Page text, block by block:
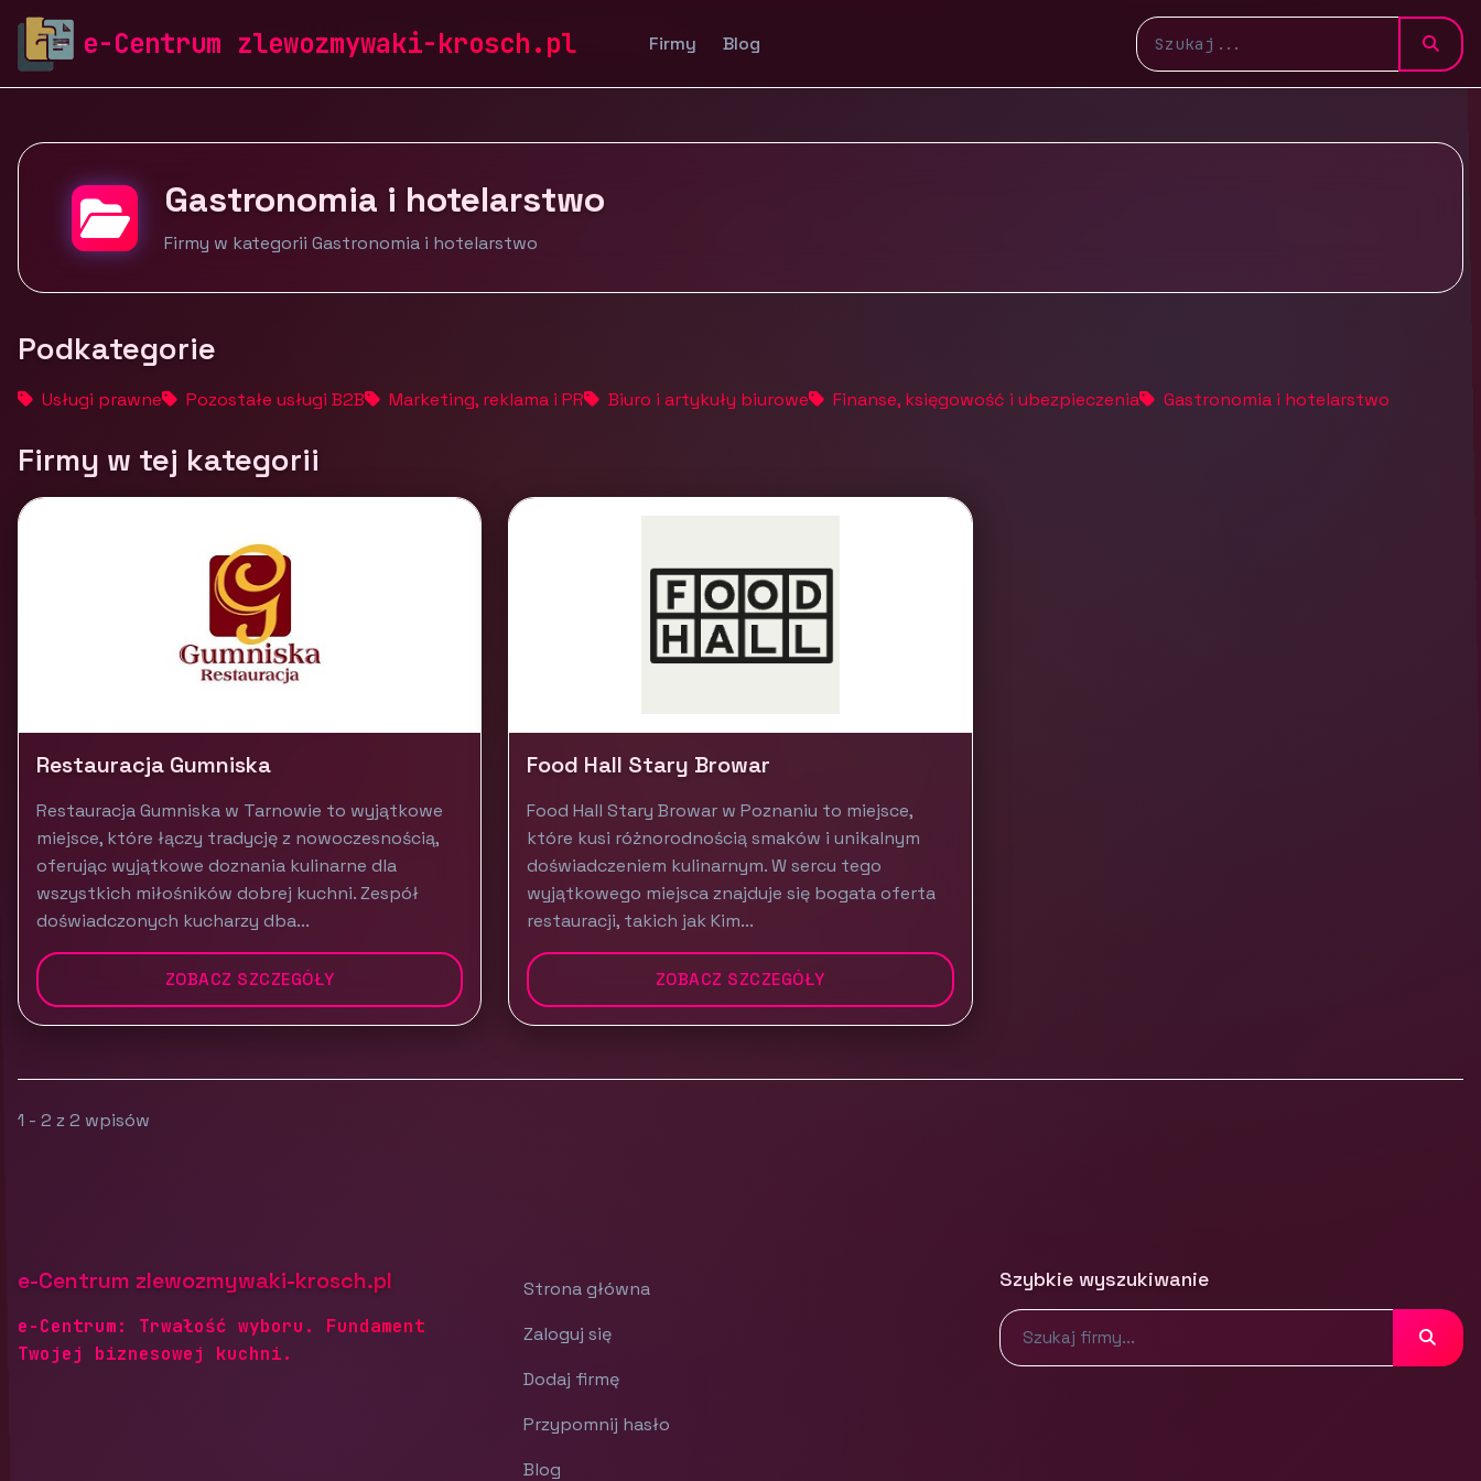
e-Centrum zlewozmywaki-krosch.pl Firmy Blog
zlewozmywaki-krosch.pl Firmy Usługi dla firm Gastronomia i hotelarstwo
Gastronomia i hotelarstwo
Firmy w kategorii Gastronomia i hotelarstwo
Podkategorie
Usługi prawne Pozostałe usługi B2B Marketing, reklama i PR Biuro i artykuły biurowe Finanse, księgowość i ubezpieczenia Gastronomia i hotelarstwo
Firmy w tej kategorii
Restauracja Gumniska
Restauracja Gumniska w Tarnowie to wyjątkowe
miejsce, które łączy tradycję z nowoczesnością,
oferując wyjątkowe doznania kulinarne dla
wszystkich miłośników dobrej kuchni. Zespół
doświadczonych kucharzy dba...
ZOBACZ SZCZEGÓŁY
Food Hall Stary Browar
Food Hall Stary Browar w Poznaniu to miejsce,
które kusi różnorodnością smaków i unikalnym
doświadczeniem kulinarnym. W sercu tego
wyjątkowego miejsca znajduje się bogata oferta
restauracji, takich jak Kim...
ZOBACZ SZCZEGÓŁY
1 - 2 z 2 wpisów
e-Centrum zlewozmywaki-krosch.pl
e-Centrum: Trwałość wyboru. Fundament
Twojej biznesowej kuchni.
Strona główna
Zaloguj się
Dodaj firmę
Przypomnij hasło
Blog
Szybkie wyszukiwanie